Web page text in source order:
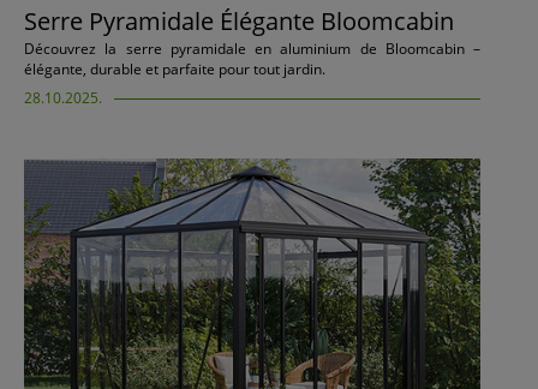
Serre Pyramidale Élégante Bloomcabin
Découvrez la serre pyramidale en aluminium de Bloomcabin –
élégante, durable et parfaite pour tout jardin.
28.10.2025.